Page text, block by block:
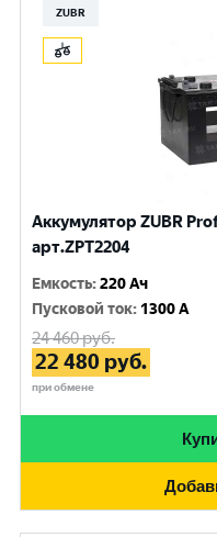
ZUBR
Аккумулятор ZUBR
арт.ZPT2204
Емкость:220 Ач
Пусковой ток: 1300 A
24 460руб.
22 480 руб.
при обмене